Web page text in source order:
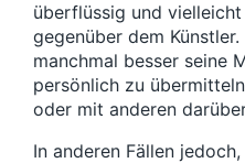
überflüssig und
gegenüber dem
manchmal besser seine
persönlich zu
oder mit anderen
In anderen Fällen